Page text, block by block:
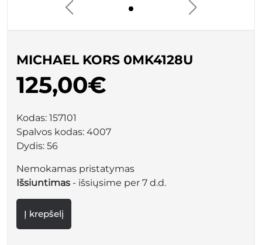
MICHAEL KORS 0MK4128U
125,00€
Kodas: 157101
Spalvos kodas: 4007
Dydis: 56
Nemokamas pristatymas
Išsiuntimas - išsiųsime per 7 d.d.
Į krepšelį